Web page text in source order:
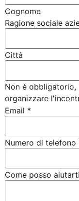
Cognome
Ragione sociale
Città
Non è
organizzare
Email *
Numero di telefono
Come posso